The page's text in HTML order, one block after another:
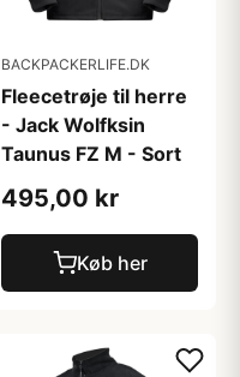
BACKPACKERLIFE.DK
Fleecetrøje til herre
- Jack Wolfksin
Taunus FZ M - Sort
495,00 kr
Køb her